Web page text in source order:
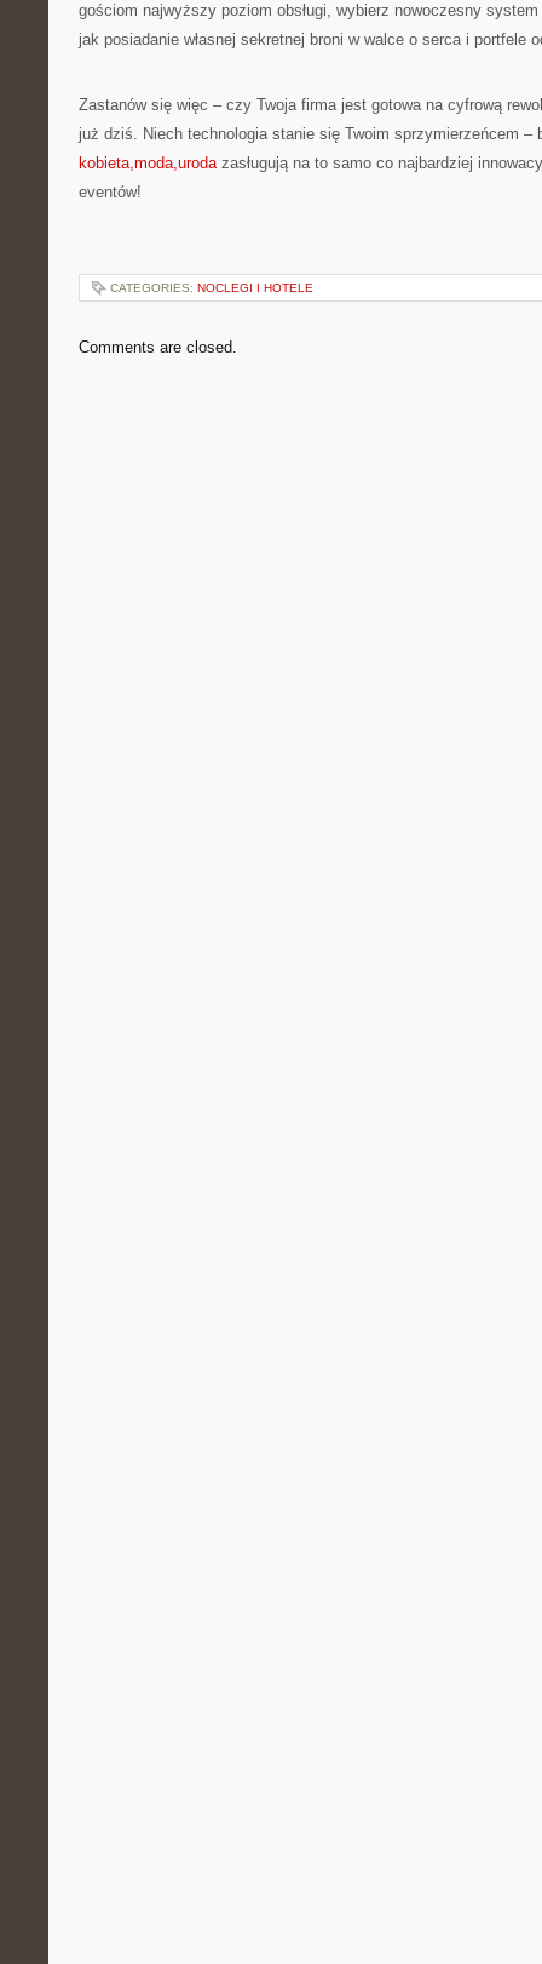
gościom najwyższy poziom obsługi, wybierz nowoczesny
jak posiadanie własnej sekretnej broni w walce o serca i portfele
Zastanów się więc – czy Twoja firma jest gotowa na cyfrową
już dziś. Niech technologia stanie się Twoim sprzymierzeńcem –
kobieta,moda,urodazasługują na to samo co najbardziej
eventów!
CATEGORIES: NOCLEGI I HOTELE
Comments are closed.